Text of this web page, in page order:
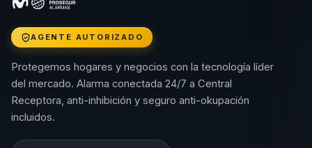
AGENTE AUTORIZADO
Protegemos hogares y negocios con la tecnología líder
del mercado. Alarma conectada 24/7 a Central
Receptora, anti-inhibición y seguro anti-okupación
incluidos.